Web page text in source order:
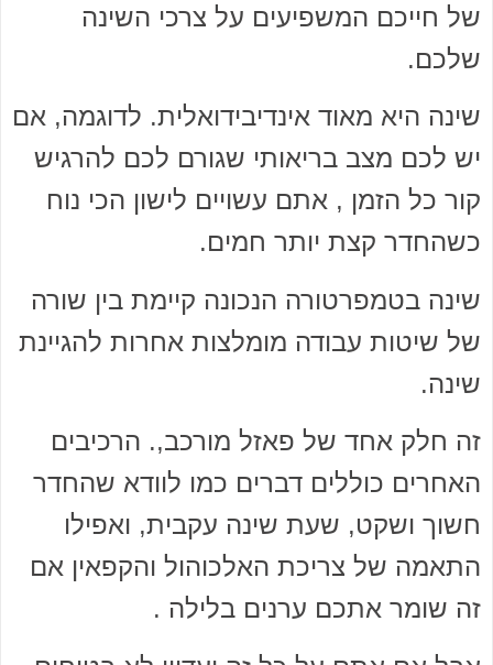
של חייכם המשפיעים על צרכי השינה
שלכם.
שינה היא מאוד אינדיבידואלית. לדוגמה, אם
יש לכם מצב בריאותי שגורם לכם להרגיש
קור כל הזמן , אתם עשויים לישון הכי נוח
כשהחדר קצת יותר חמים.
שינה בטמפרטורה הנכונה קיימת בין שורה
של שיטות עבודה מומלצות אחרות להגיינת
שינה.
זה חלק אחד של פאזל מורכב,. הרכיבים
האחרים כוללים דברים כמו לוודא שהחדר
חשוך ושקט, שעת שינה עקבית, ואפילו
התאמה של צריכת האלכוהול והקפאין אם
זה שומר אתכם ערנים בלילה .